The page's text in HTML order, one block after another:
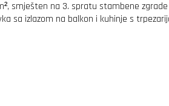
smješten na 3. spratu stambene
sa izlazom na balkon i kuhinje s